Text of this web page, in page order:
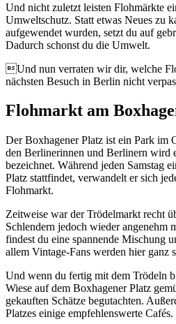
Und nicht zuletzt leisten Flohmärkte
Umweltschutz. Statt etwas Neues zu
aufgewendet wurden, setzt du auf
Dadurch schonst du die Umwelt.
Und nun verraten wir dir, welche
nächsten Besuch in Berlin nicht
Flohmarkt am
Der Boxhagener Platz ist ein Park im
den Berlinerinnen und Berlinern wird
bezeichnet. Während jeden Samstag
Platz stattfindet, verwandelt er sich
Flohmarkt.
Zeitweise war der Trödelmarkt recht
Schlendern jedoch wieder angenehm
findest du eine spannende Mischung
allem Vintage-Fans werden hier ganz
Und wenn du fertig mit dem Trödeln
Wiese auf dem Boxhagener Platz
gekauften Schätze begutachten.
Platzes einige empfehlenswerte Cafés.